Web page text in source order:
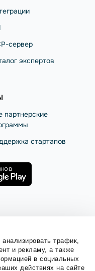
трафик,
и рекламу, а также
в социальных
действиях на сайте
сервер
экспертов
партнерские
стартапов
SendPulse
Cookies
права защищены.